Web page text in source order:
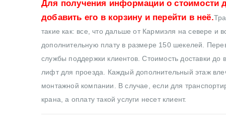
Для получения информации о стоимости
добавить его в корзину и перейти в неё.
такие как: все, что дальше от Кармиэля на севере
дополнительную плату в размере 150 шекелей.
службы поддержки клиентов. Стоимость доставки до
лифт для проезда. Каждый дополнительный этаж
монтажной компании. В случае, если для
крана, а оплату такой услуги несет клиент.